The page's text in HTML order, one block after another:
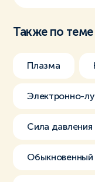
Также по теме
Плазма
Электронно-
Сила давления
Обыкновенный